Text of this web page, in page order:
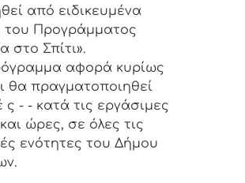
από ειδικευμένα
του Προγράμματος
στο Σπίτι».
αφορά κυρίως
θα πραγματοποιηθεί
ς - - κατά τις εργάσιμες
ώρες, σε όλες τις
ενότητες του Δήμου